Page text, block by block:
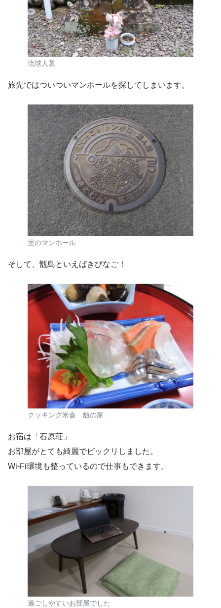
琉球人墓
旅先ではついついマンホールを探してしまいます。
里のマンホール
そして、甑島といえばきびなご！
クッキング米倉 甑の家
お宿は「石原荘」
お部屋がとても綺麗でビックリしました。
Wi-Fi環境も整っているので仕事もできます。
過ごしやすいお部屋でした